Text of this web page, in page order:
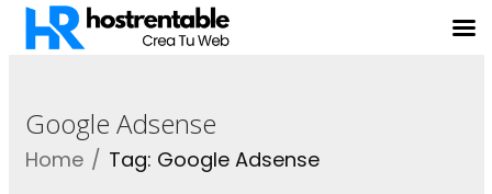
Google Adsense
Home Tag: Google Adsense